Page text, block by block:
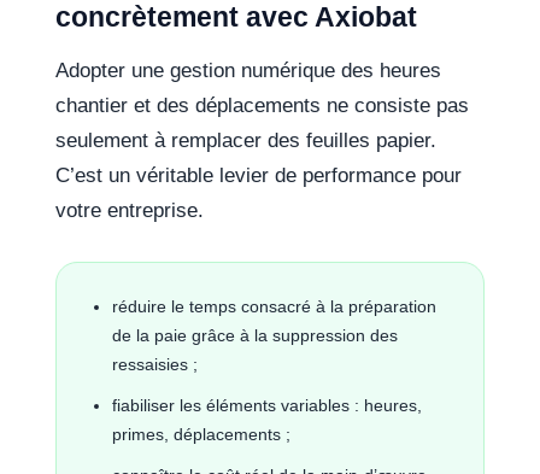
concrètement avec Axiobat
Adopter une gestion numérique des heures
chantier et des déplacements ne consiste pas
seulement à remplacer des feuilles papier.
C’est un véritable levier de performance pour
votre entreprise.
réduire le temps consacré à la préparation
de la paie grâce à la suppression des
ressaisies ;
fiabiliser les éléments variables : heures,
primes, déplacements ;